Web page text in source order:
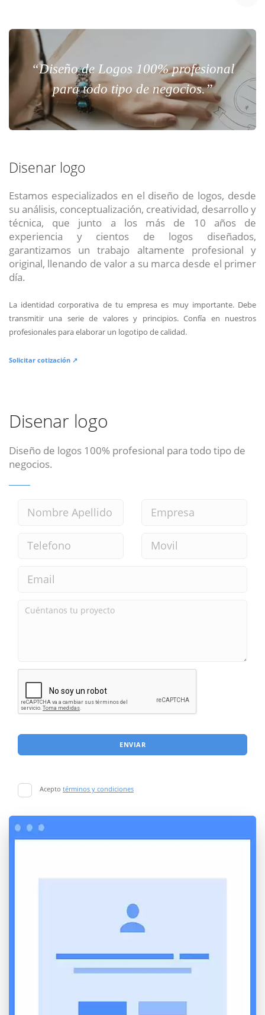
“Diseño de Logos 100% profesional
para todo tipo de negocios.”
Disenar logo
Estamos especializados en el diseño de logos, desde
su análisis, conceptualización, creatividad, desarrollo y
técnica, que junto a los más de 10 años de
experiencia y cientos de logos diseñados,
garantizamos un trabajo altamente profesional y
original, llenando de valor a su marca desde el primer
día.
La identidad corporativa de tu empresa es muy importante. Debe
transmitir una serie de valores y principios. Confía en nuestros
profesionales para elaborar un logotipo de calidad.
Solicitar cotización ↗
Disenar logo
Diseño de logos 100% profesional para todo tipo de
negocios.
ENVIAR
Acepto términos y condiciones